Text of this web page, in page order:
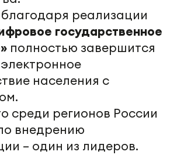
благодаря реализации
государственное
полностью завершится
населения с
среди регионов России
внедрению
– один из лидеров.